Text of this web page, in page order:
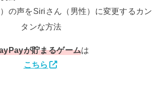
が貯まるゲームは
こちら